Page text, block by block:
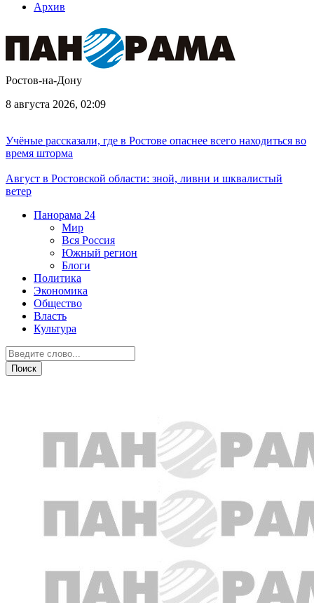
Архив
Ростов-на-Дону
8 августа 2026, 02:09
Учёные рассказали, где в Ростове опаснее всего находиться во
время шторма
Август в Ростовской области: зной, ливни и шквалистый
ветер
Панорама 24
Мир
Вся Россия
Южный регион
Блоги
Политика
Экономика
Общество
Власть
Культура